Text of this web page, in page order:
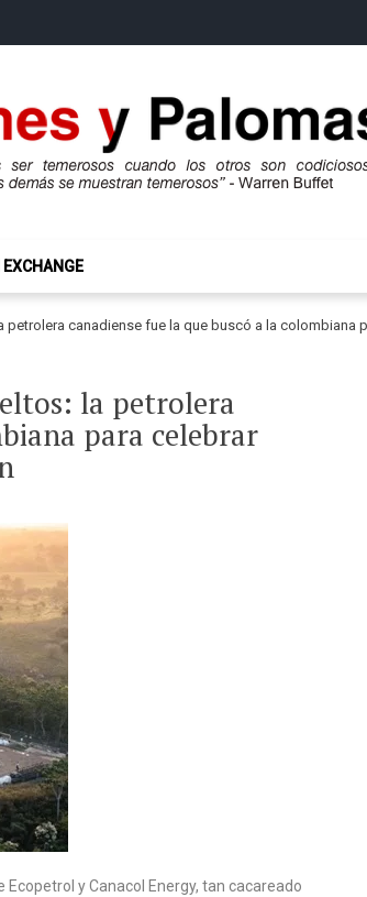
EXCHANGE
petrolera canadiense fue la que buscó a la
la petrolera
para celebrar
y Canacol Energy, tan cacareado